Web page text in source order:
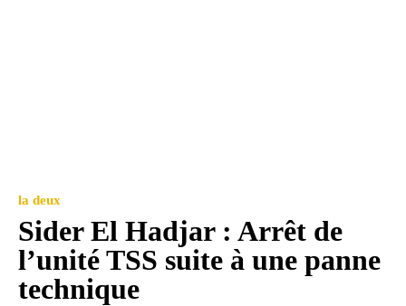
la deux
Sider El Hadjar : Arrêt de
l’unité TSS suite à une panne
technique